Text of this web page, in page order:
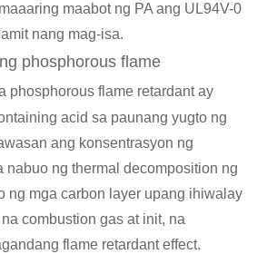
maabot ng PA ang UL94V-0
nang mag-isa.
phosphorous flame
phosphorous flame retardant ay
acid sa paunang yugto ng
ang konsentrasyon ng
nabuo ng thermal decomposition ng
ng mga carbon layer upang ihiwalay
combustion gas at init, na
flame retardant effect.